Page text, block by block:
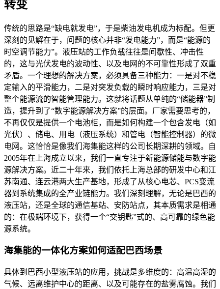
转变
传统的思路是“缺电就发电”，于是柴油发电机成为标配。但更
深刻的见解在于，问题的核心并非“发电能力”，而是“能源的
时空调节能力”。液压站的工作负载往往是间歇性、冲击性
的，这与光伏发电的波动性、以及电网的不可靠性形成了双重
矛盾。一个理想的解决方案，必须具备三种能力：一是对不稳
定输入的平滑能力，二是对突发负载的瞬时响应能力，三是对
整个能源流的智能管理能力。这就将话题从单纯的“储能器”制
造，提升到了“数字能源解决方案”的层面。厂家需要思考的，
不再仅仅是提供一个电池柜，而是如何构建一个包含发电（如
光伏）、储电、用电（液压系统）和管电（智能控制器）的微
电网。这恰恰是像我们海集能这样的公司长期深耕的领域。自
2005年在上海成立以来，我们一直专注于新能源储能与数字能
源解决方案。近二十年来，我们依托上海总部的研发中心和江
苏南通、连云港两大生产基地，形成了从核心电芯、PCS变流
器到系统集成的全产业链能力。我们深刻理解，无论是巴西的
液压站，还是全球的通信基站、安防站点，其本质需求是相通
的：在极端环境下，获得一个“交钥匙”式的、高可靠的绿色能
源系统。
海集能的一体化方案如何适配巴西场景
具体到巴西小型液压站的应用，挑战是多维度的：高温高湿的
气候、远离维护中心的距离、以及可能存在的盐雾腐蚀。我们